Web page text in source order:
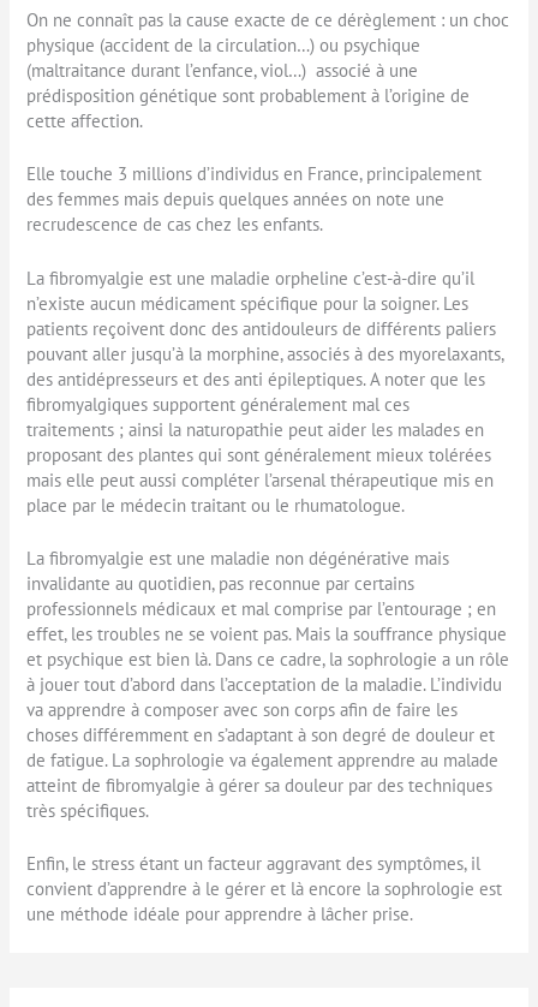
On ne connaît pas la cause exacte de ce dérèglement : un choc
physique (accident de la circulation…) ou psychique
(maltraitance durant l’enfance, viol…) associé à une
prédisposition génétique sont probablement à l’origine de
cette affection.
Elle touche 3 millions d’individus en France, principalement
des femmes mais depuis quelques années on note une
recrudescence de cas chez les enfants.
La fibromyalgie est une maladie orpheline c’est-à-dire qu’il
n’existe aucun médicament spécifique pour la soigner. Les
patients reçoivent donc des antidouleurs de différents paliers
pouvant aller jusqu’à la morphine, associés à des myorelaxants,
des antidépresseurs et des anti épileptiques. A noter que les
fibromyalgiques supportent généralement mal ces
traitements ; ainsi la naturopathie peut aider les malades en
proposant des plantes qui sont généralement mieux tolérées
mais elle peut aussi compléter l’arsenal thérapeutique mis en
place par le médecin traitant ou le rhumatologue.
La fibromyalgie est une maladie non dégénérative mais
invalidante au quotidien, pas reconnue par certains
professionnels médicaux et mal comprise par l’entourage ; en
effet, les troubles ne se voient pas. Mais la souffrance physique
et psychique est bien là. Dans ce cadre, la sophrologie a un rôle
à jouer tout d’abord dans l’acceptation de la maladie. L’individu
va apprendre à composer avec son corps afin de faire les
choses différemment en s’adaptant à son degré de douleur et
de fatigue. La sophrologie va également apprendre au malade
atteint de fibromyalgie à gérer sa douleur par des techniques
très spécifiques.
Enfin, le stress étant un facteur aggravant des symptômes, il
convient d’apprendre à le gérer et là encore la sophrologie est
une méthode idéale pour apprendre à lâcher prise.